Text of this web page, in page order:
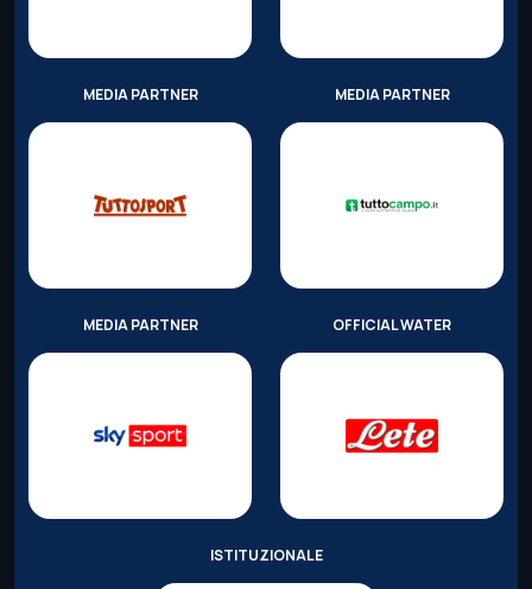
MEDIA PARTNER MEDIA PARTNER
MEDIA PARTNER OFFICIAL WATER
ISTITUZIONALE